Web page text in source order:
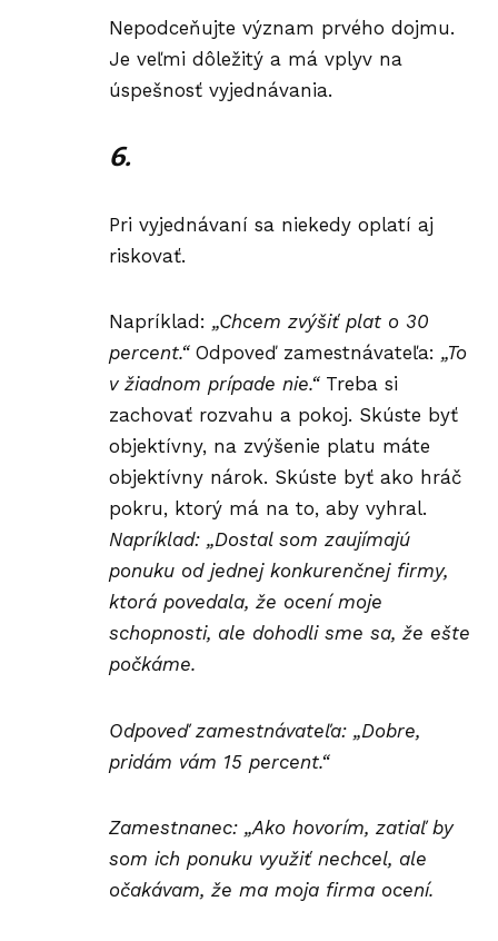
Nepodceňujte význam prvého dojmu.
Je veľmi dôležitý a má vplyv na
úspešnosť vyjednávania.
6.
Pri vyjednávaní sa niekedy oplatí aj
riskovať.
Napríklad: „Chcem zvýšiť plat o 30
percent.“ Odpoveď zamestnávateľa: „To
v žiadnom prípade nie.“ Treba si
zachovať rozvahu a pokoj. Skúste byť
objektívny, na zvýšenie platu máte
objektívny nárok. Skúste byť ako hráč
pokru, ktorý má na to, aby vyhral.
Napríklad: „Dostal som zaujímajú
ponuku od jednej konkurenčnej firmy,
ktorá povedala, že ocení moje
schopnosti, ale dohodli sme sa, že ešte
počkáme.
Odpoveď zamestnávateľa: „Dobre,
pridám vám 15 percent.“
Zamestnanec: „Ako hovorím, zatiaľ by
som ich ponuku využiť nechcel, ale
očakávam, že ma moja firma ocení.